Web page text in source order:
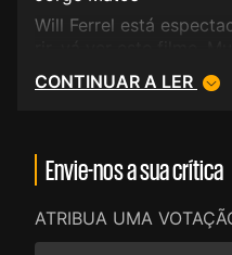
Will Ferrel está
CONTINUAR A LER
Envie-nos a sua crítica
ATRIBUA UMA